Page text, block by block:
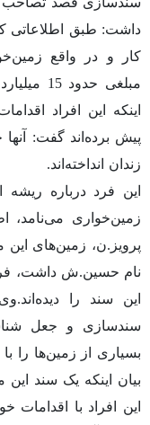
داشت: طبق اطلاعاتی
کار و در واقع
مبلغی
اینکه این افراد
پیش برده‌اند گفت:
زندان انداخته‌اند.
این فرد درباره
پرویز.ن، زمین‌های این
نام حسین.ش داشت،
این سند را
سندسازی و جعل
بسیاری از زمین‌ها را با